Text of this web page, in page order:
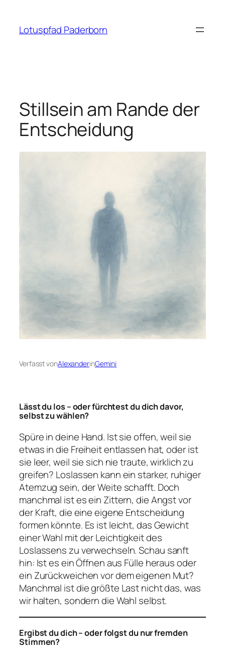
springen
Lotuspfad Paderborn
Stillsein am Rande der
Entscheidung
Verfasst vonAlexanderinGemini
Lässt du los – oder fürchtest du dich davor,
selbst zu wählen?
Spüre in deine Hand. Ist sie offen, weil sie
etwas in die Freiheit entlassen hat, oder ist
sie leer, weil sie sich nie traute, wirklich zu
greifen? Loslassen kann ein starker, ruhiger
Atemzug sein, der Weite schafft. Doch
manchmal ist es ein Zittern, die Angst vor
der Kraft, die eine eigene Entscheidung
formen könnte. Es ist leicht, das Gewicht
einer Wahl mit der Leichtigkeit des
Loslassens zu verwechseln. Schau sanft
hin: Ist es ein Öffnen aus Fülle heraus oder
ein Zurückweichen vor dem eigenen Mut?
Manchmal ist die größte Last nicht das, was
wir halten, sondern die Wahl selbst.
Ergibst du dich – oder folgst du nur fremden
Stimmen?